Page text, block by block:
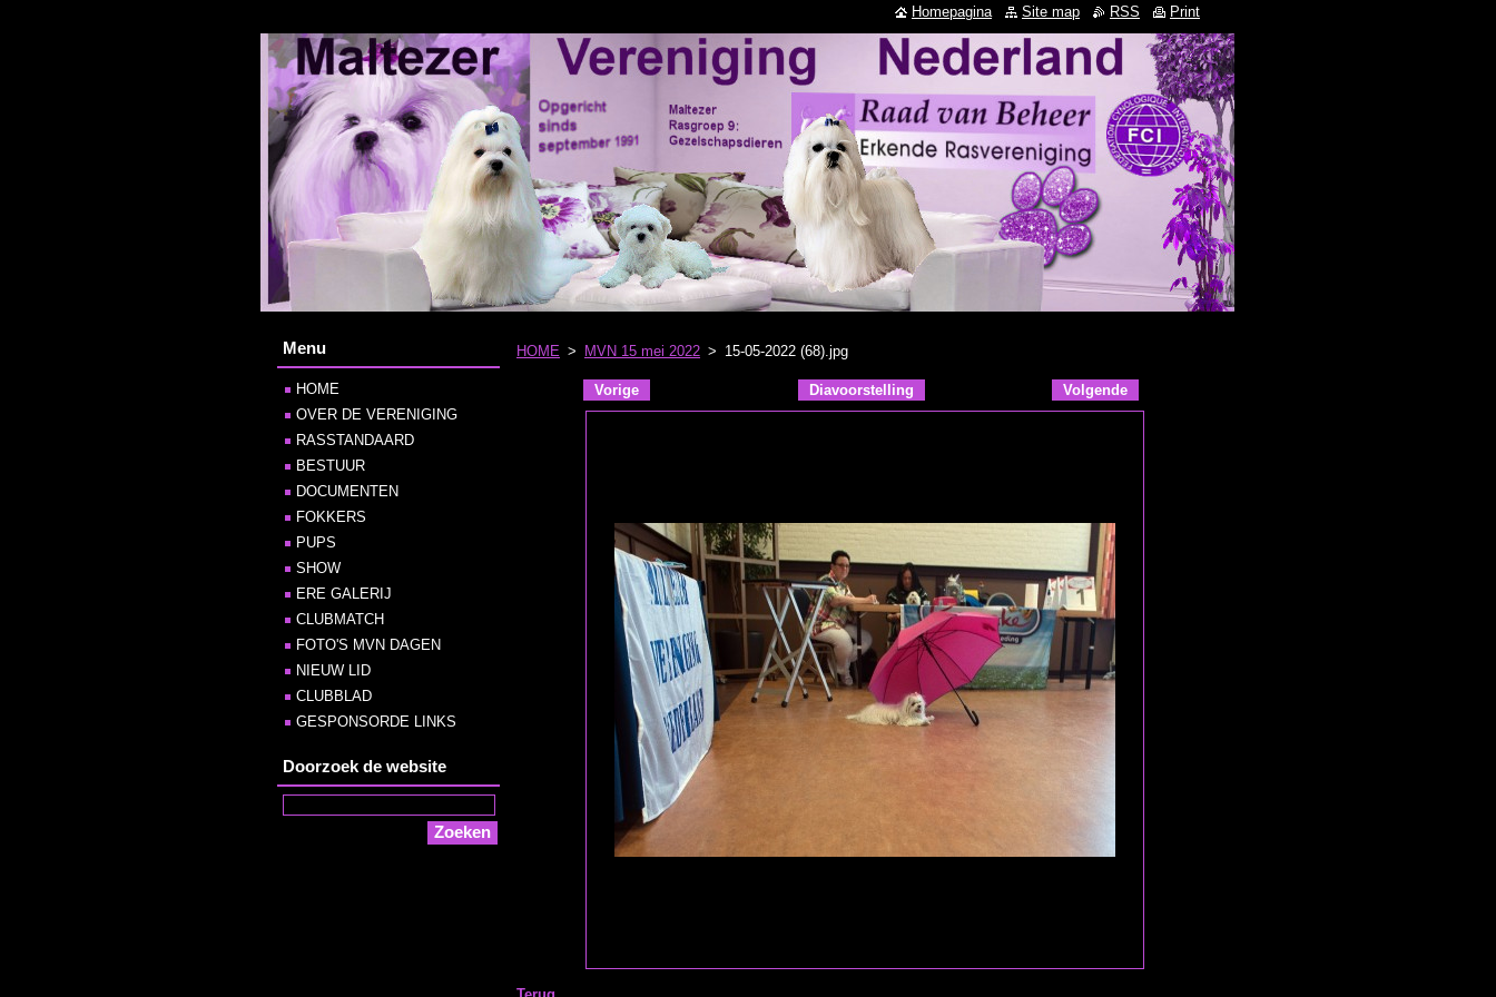
HOME > MVN 15 mei 2022 > 15-05-2022 (68).jpg
Vorige Diavoorstelling Volgende
Menu
HOME
OVER DE VERENIGING
RASSTANDAARD
BESTUUR
DOCUMENTEN
FOKKERS
PUPS
SHOW
ERE GALERIJ
CLUBMATCH
FOTO'S MVN DAGEN
NIEUW LID
CLUBBLAD
GESPONSORDE LINKS
Doorzoek de website
Homepagina Site map RSS Print